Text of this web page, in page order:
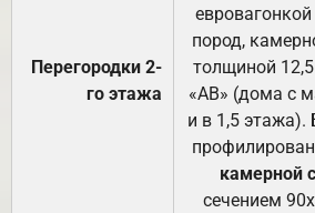
Перегородки 2-
го этажа
пород,
толщиной
«АВ» (дома с
и в 1,5 этажа).
камерной
сечением